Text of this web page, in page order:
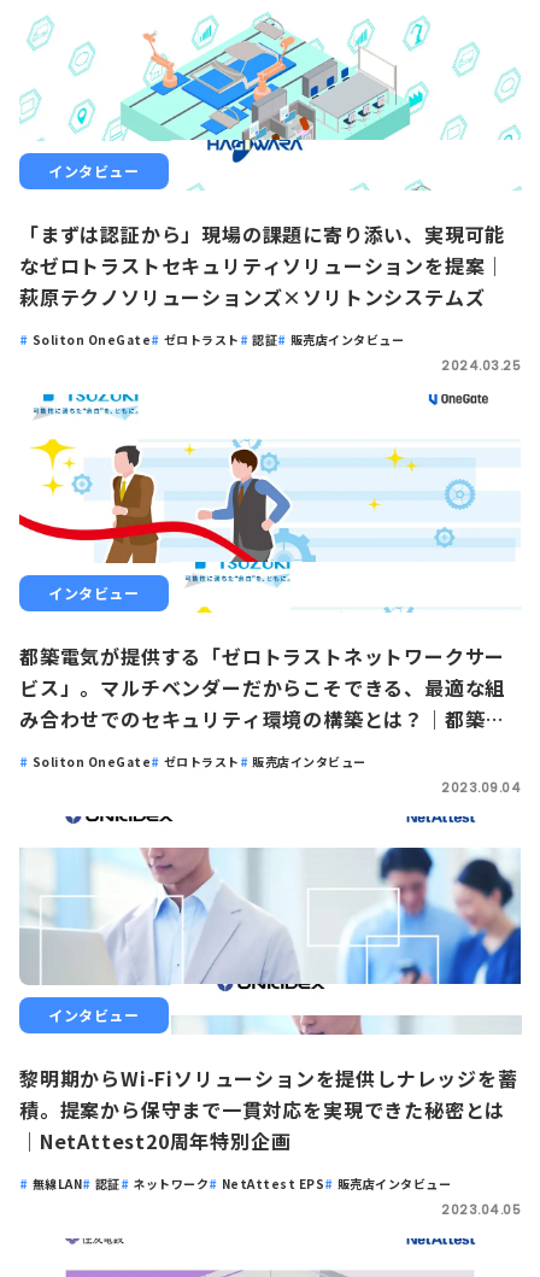
インタビュー
「まずは認証から」現場の課題に寄り添い、実現可能
なゼロトラストセキュリティソリューションを提案｜
萩原テクノソリューションズ×ソリトンシステムズ
Soliton OneGate ゼロトラスト 認証
販売店インタビュー
2024.03.25
インタビュー
都築電気が提供する「ゼロトラストネットワークサー
ビス」。マルチベンダーだからこそできる、最適な組
み合わせでのセキュリティ環境の構築とは？｜都築電
気株式会社 × Soliton OneGate
Soliton OneGate ゼロトラスト
販売店インタビュー
2023.09.04
インタビュー
黎明期からWi-Fiソリューションを提供しナレッジを蓄
積。提案から保守まで一貫対応を実現できた秘密とは
｜NetAttest20周年特別企画
無線LAN 認証 ネットワーク NetAttest EPS
販売店インタビュー
2023.04.05